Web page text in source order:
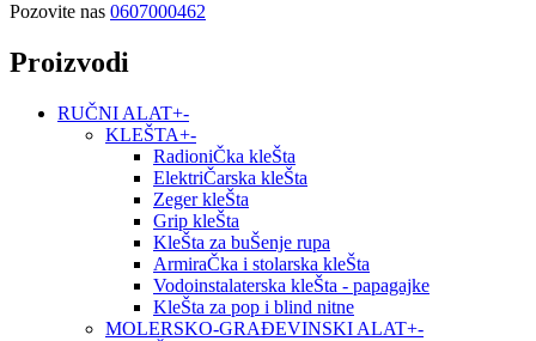
Pozovite nas 0607000462
Proizvodi
RUČNI ALAT+-
KLEŠTA+-
RadioniČka kleŠta
ElektriČarska kleŠta
Zeger kleŠta
Grip kleŠta
KleŠta za buŠenje rupa
ArmiraČka i stolarska kleŠta
Vodoinstalaterska kleŠta - papagajke
KleŠta za pop i blind nitne
MOLERSKO-GRAĐEVINSKI ALAT+-